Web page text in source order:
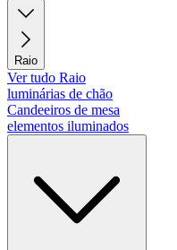
Raio
Ver tudo Raio
luminárias de chão
Candeeiros de mesa
elementos iluminados